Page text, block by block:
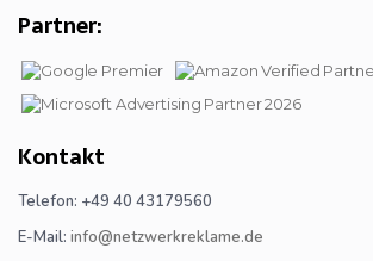
Partner:
Kontakt
Telefon: +49 40 43179560
E-Mail: info@netzwerkreklame.de